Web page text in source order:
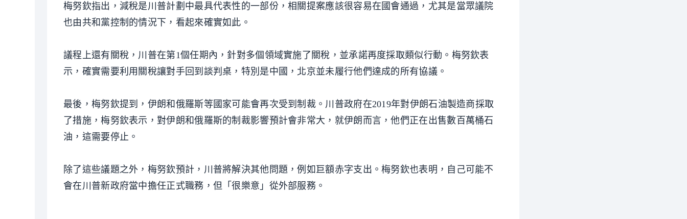
梅努欽指出，減稅是川普計劃中最具代表性的一部份，相關提案應該很容易在國會通過，尤其是當眾議院
也由共和黨控制的情況下，看起來確實如此。
議程上還有關稅，川普在第1個任期內，針對多個領域實施了關稅，並承諾再度採取類似行動。梅努欽表
示，確實需要利用關稅讓對手回到談判桌，特別是中國，北京並未履行他們達成的所有協議。
最後，梅努欽提到，伊朗和俄羅斯等國家可能會再次受到制裁。川普政府在2019年對伊朗石油製造商採取
了措施，梅努欽表示，對伊朗和俄羅斯的制裁影響預計會非常大，就伊朗而言，他們正在出售數百萬桶石
油，這需要停止。
除了這些議題之外，梅努欽預計，川普將解決其他問題，例如巨額赤字支出。梅努欽也表明，自己可能不
會在川普新政府當中擔任正式職務，但「很樂意」從外部服務。